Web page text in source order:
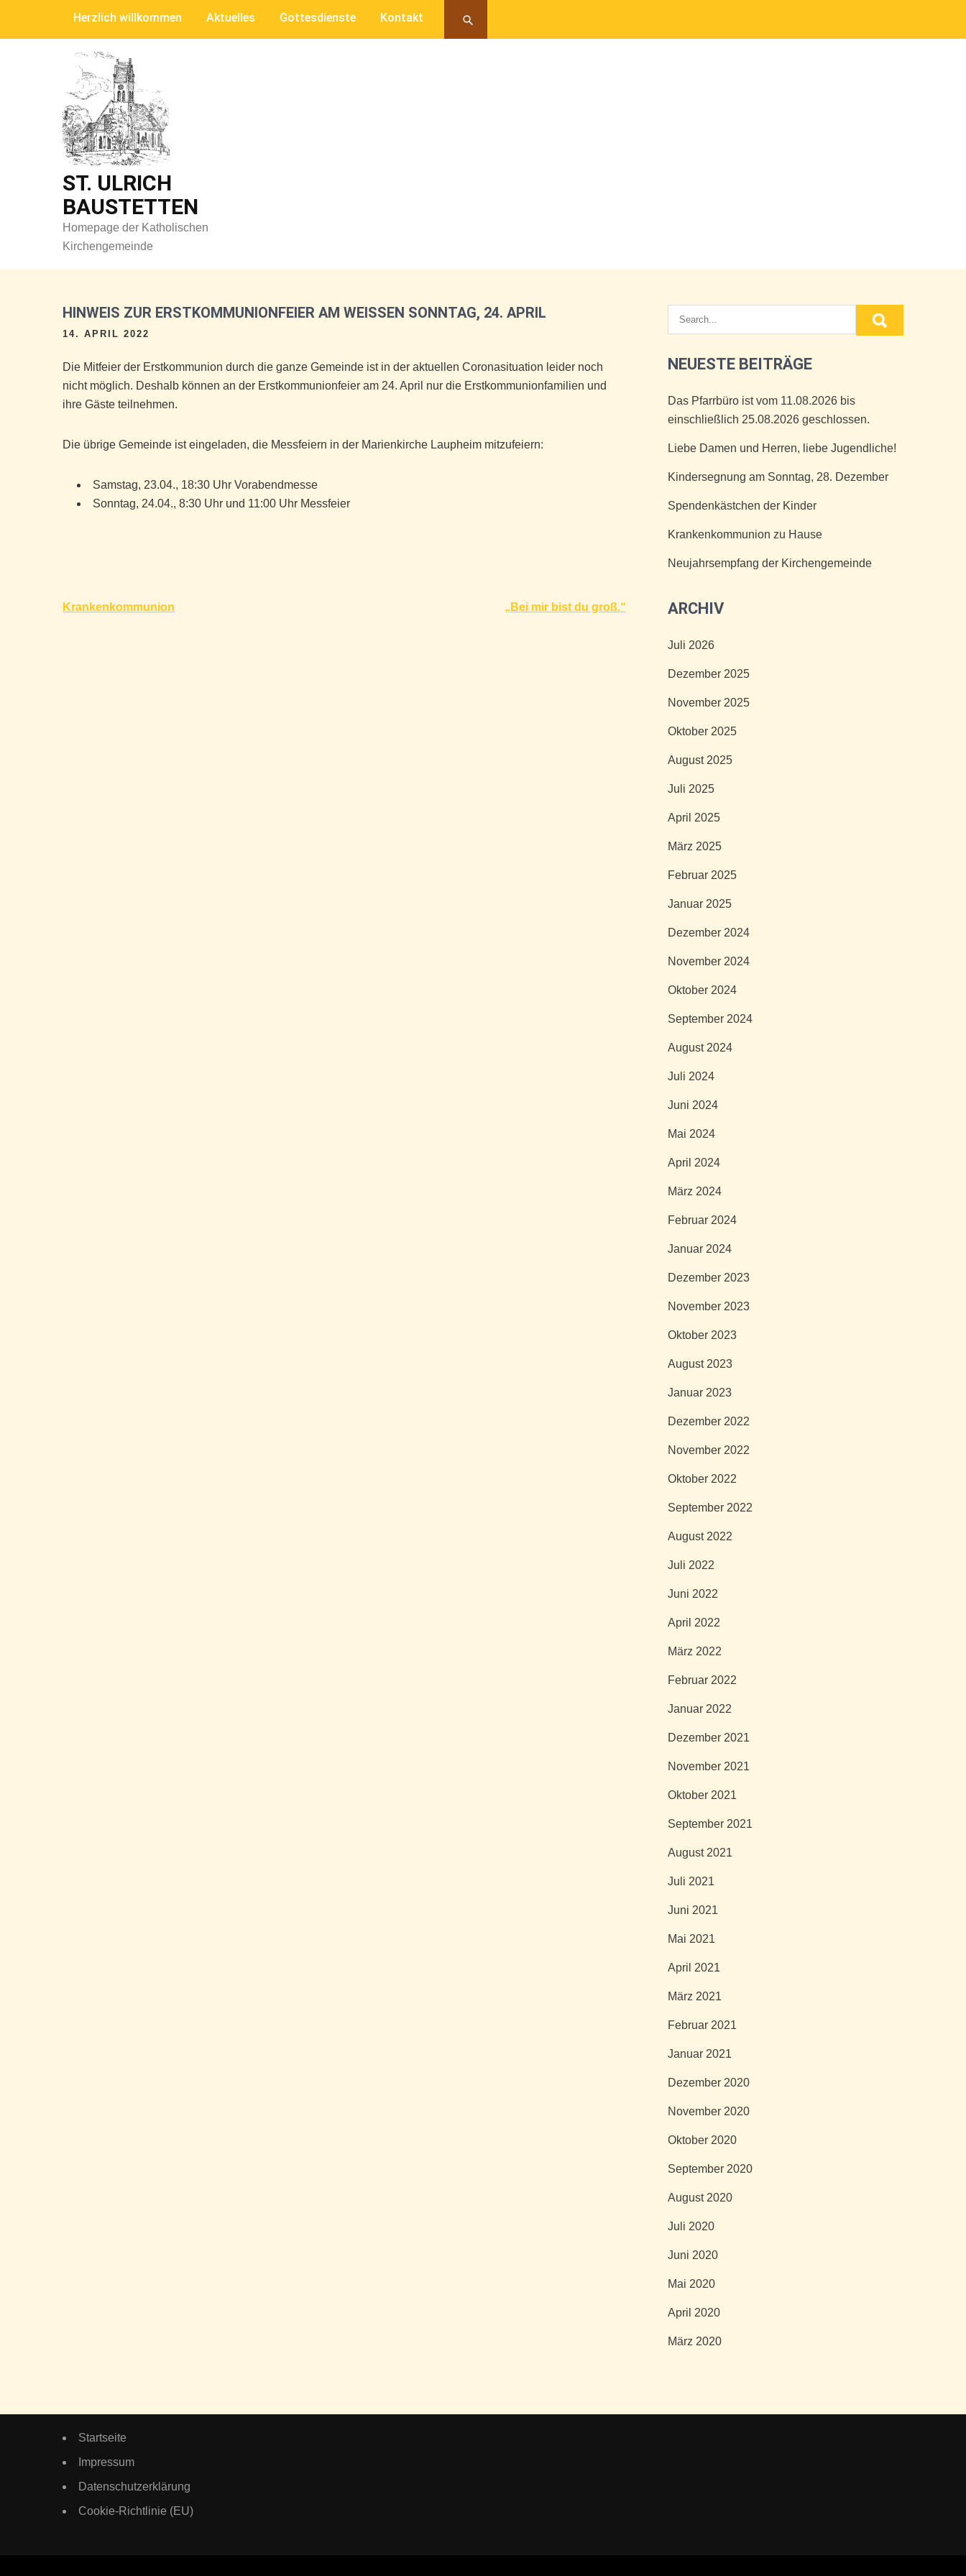
Herzlich willkommen Aktuelles Gottesdienste Kontakt
ST. ULRICH
BAUSTETTEN
Homepage der Katholischen
Kirchengemeinde
HINWEIS ZUR ERSTKOMMUNIONFEIER AM WEISSEN SONNTAG, 24. APRIL
14. APRIL 2022
Die Mitfeier der Erstkommunion durch die ganze Gemeinde ist in der aktuellen Coronasituation leider noch
nicht möglich. Deshalb können an der Erstkommunionfeier am 24. April nur die Erstkommunionfamilien und
ihre Gäste teilnehmen.
Die übrige Gemeinde ist eingeladen, die Messfeiern in der Marienkirche Laupheim mitzufeiern:
Samstag, 23.04., 18:30 Uhr Vorabendmesse
Sonntag, 24.04., 8:30 Uhr und 11:00 Uhr Messfeier
Beitragsnavigation
Krankenkommunion „Bei mir bist du groß.“
NEUESTE BEITRÄGE
Das Pfarrbüro ist vom 11.08.2026 bis
einschließlich 25.08.2026 geschlossen.
Liebe Damen und Herren, liebe Jugendliche!
Kindersegnung am Sonntag, 28. Dezember
Spendenkästchen der Kinder
Krankenkommunion zu Hause
Neujahrsempfang der Kirchengemeinde
ARCHIV
Juli 2026
Dezember 2025
November 2025
Oktober 2025
August 2025
Juli 2025
April 2025
März 2025
Februar 2025
Januar 2025
Dezember 2024
November 2024
Oktober 2024
September 2024
August 2024
Juli 2024
Juni 2024
Mai 2024
April 2024
März 2024
Februar 2024
Januar 2024
Dezember 2023
November 2023
Oktober 2023
August 2023
Januar 2023
Dezember 2022
November 2022
Oktober 2022
September 2022
August 2022
Juli 2022
Juni 2022
April 2022
März 2022
Februar 2022
Januar 2022
Dezember 2021
November 2021
Oktober 2021
September 2021
August 2021
Juli 2021
Juni 2021
Mai 2021
April 2021
März 2021
Februar 2021
Januar 2021
Dezember 2020
November 2020
Oktober 2020
September 2020
August 2020
Juli 2020
Juni 2020
Mai 2020
April 2020
März 2020
Startseite
Impressum
Datenschutzerklärung
Cookie-Richtlinie (EU)